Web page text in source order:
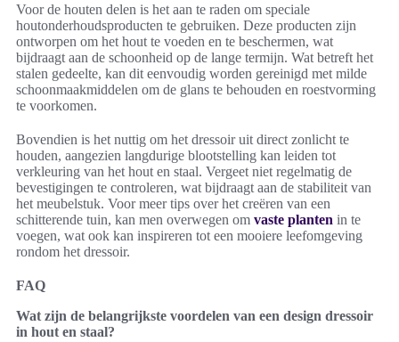
Voor de houten delen is het aan te raden om speciale
houtonderhoudsproducten te gebruiken. Deze producten zijn
ontworpen om het hout te voeden en te beschermen, wat
bijdraagt aan de schoonheid op de lange termijn. Wat betreft het
stalen gedeelte, kan dit eenvoudig worden gereinigd met milde
schoonmaakmiddelen om de glans te behouden en roestvorming
te voorkomen.
Bovendien is het nuttig om het dressoir uit direct zonlicht te
houden, aangezien langdurige blootstelling kan leiden tot
verkleuring van het hout en staal. Vergeet niet regelmatig de
bevestigingen te controleren, wat bijdraagt aan de stabiliteit van
het meubelstuk. Voor meer tips over het creëren van een
schitterende tuin, kan men overwegen om vaste planten in te
voegen, wat ook kan inspireren tot een mooiere leefomgeving
rondom het dressoir.
FAQ
Wat zijn de belangrijkste voordelen van een design dressoir
in hout en staal?